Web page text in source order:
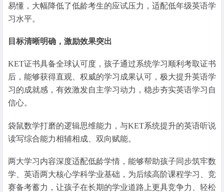
易懂，大幅降低了低龄考生的应试压力，适配低年级英语学
习水平。
目标清晰明确，激励效果突出
KET证书具备全球认可度，孩子通过系统学习顺利考取证书
后，能够获得直观、权威的学习成果认可，极大提升英语学
习的成就感，有效激发自主学习动力，稳步夯实英语学习自
信心。
袋鼠数学打磨的逻辑思维能力，与KET系统提升的英语听说
读写综合能力相辅相成、双向赋能。
两大学习内容深度适配低龄学情，能够帮助孩子同步筑牢数
学、英语两大核心学科学业基础，为后续高阶课程学习、竞
赛备考蓄力，让孩子在长期的学业道路上更具竞争力、轻松